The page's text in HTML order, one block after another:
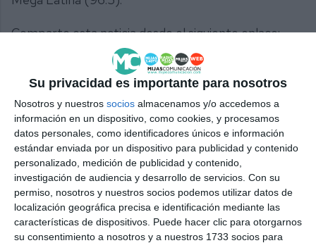
Su privacidad es importante para nosotros
Nosotros y nuestros socios almacenamos y/o accedemos a
información en un dispositivo, como cookies, y procesamos
datos personales, como identificadores únicos e información
estándar enviada por un dispositivo para publicidad y contenido
personalizado, medición de publicidad y contenido,
investigación de audiencia y desarrollo de servicios. Con su
permiso, nosotros y nuestros socios podemos utilizar datos de
localización geográfica precisa e identificación mediante las
características de dispositivos. Puede hacer clic para otorgarnos
su consentimiento a nosotros y a nuestros 1733 socios para
Comparte esta noticia desde el siguiente enlace:
https://mijascom.com/?a=22762
FUNDACIÓN CLC WORLD ADIMI MIJAS
SERVICIOS SOCIALES